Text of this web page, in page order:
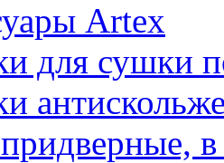
Artex
для сушки